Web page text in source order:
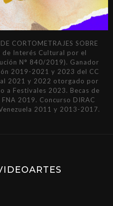
CORTOMETRAJES SOBRE
de Interés Cultural por el
N° 840/2019). Ganador
2019-2021 y 2023 del CC
2021 y 2022 otorgado por
a Festivales 2023. Becas de
2019. Concurso DIRAC
2011 y 2013-2017.